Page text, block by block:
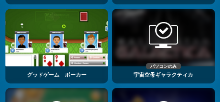
グッドゲーム ポーカー
パソコンのみ
宇宙空母ギャラクティカ